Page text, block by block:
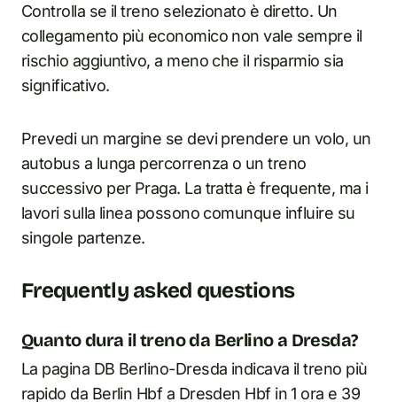
Controlla se il treno selezionato è diretto. Un
collegamento più economico non vale sempre il
rischio aggiuntivo, a meno che il risparmio sia
significativo.
Prevedi un margine se devi prendere un volo, un
autobus a lunga percorrenza o un treno
successivo per Praga. La tratta è frequente, ma i
lavori sulla linea possono comunque influire su
singole partenze.
Frequently asked questions
Quanto dura il treno da Berlino a Dresda?
La pagina DB Berlino-Dresda indicava il treno più
rapido da Berlin Hbf a Dresden Hbf in 1 ora e 39